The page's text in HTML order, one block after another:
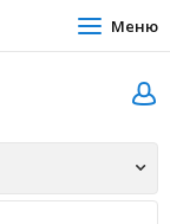
Меню